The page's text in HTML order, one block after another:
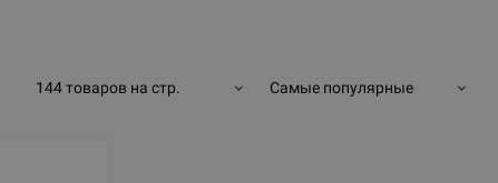
144 товаров на стр. Самые популярные